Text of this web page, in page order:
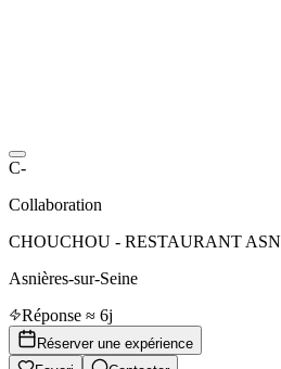
C-
Collaboration
CHOUCHOU - RESTAURANT
Asnières-sur-Seine
Réponse ≈ 6j
Réserver une expérience